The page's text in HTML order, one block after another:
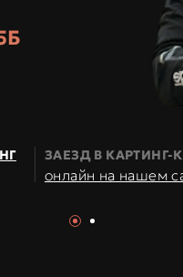
ЗАЕЗД В КАРТИНГ-
онлайн на нашем